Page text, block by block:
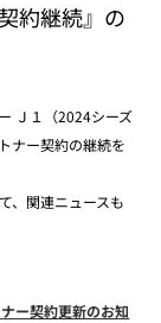
約継続』の
Ｊ１（2024シーズ
ナー契約の継続を
、関連ニュースも
ー契約更新のお知